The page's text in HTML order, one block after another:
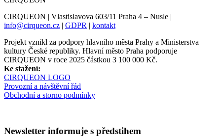
CIRQUEON | Vlastislavova 603/11 Praha 4 – Nusle |
info@cirqueon.cz | GDPR | kontakt
Projekt vznikl za podpory hlavního města Prahy a Ministerstva
kultury České republiky. Hlavní město Praha podporuje
CIRQUEON v roce 2025 částkou 3 100 000 Kč.
Ke stažení:
CIRQUEON LOGO
Provozní a návštěvní řád
Obchodní a storno podmínky
Newsletter informuje s předstihem